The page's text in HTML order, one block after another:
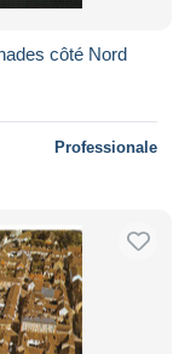
côté Nord
Professionale